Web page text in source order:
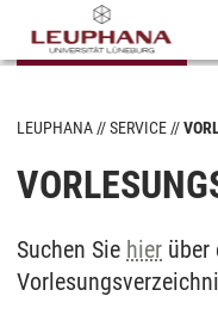
LEUPHANA SERVICE
Suchen Sie hier über